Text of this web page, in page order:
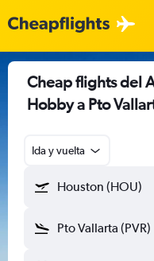
Cheap flights del
Hobby a Pto
Ida y vuelta
Houston (HOU)
Pto Vallarta (PVR)